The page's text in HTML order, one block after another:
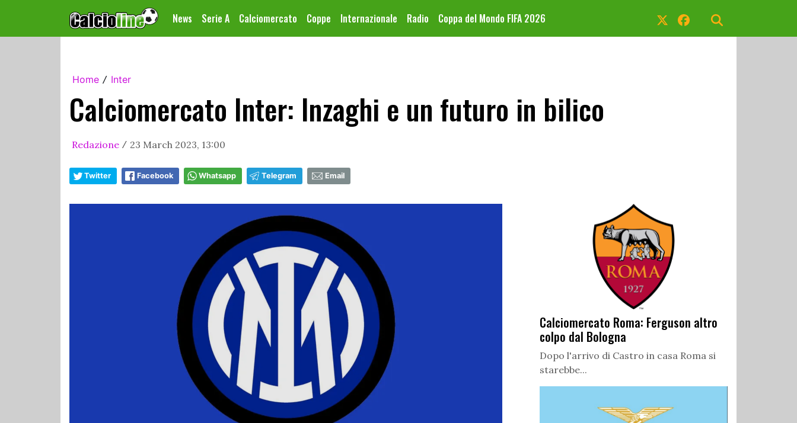
News Serie A Calciomercato Coppe Internazionale Radio Coppa del Mondo FIFA 2026
Home / Inter
Calciomercato Inter: Inzaghi e un futuro in bilico
Redazione / 23 March 2023, 13:00
Twitter Facebook Whatsapp Telegram Email
Calciomercato Roma: Ferguson altro
colpo dal Bologna
Dopo l'arrivo di Castro in casa Roma si
starebbe...